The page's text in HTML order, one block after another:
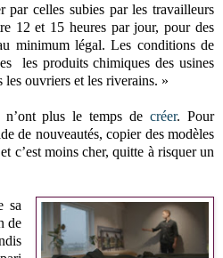
par celles subies par les travailleurs
12 et 15 heures par jour, pour des
minimum légal. Les conditions de
les produits chimiques des usines
ouvriers et les riverains. »
n’ont plus le temps decréer. Pour
de nouveautés, copier des modèles
c’est moins cher, quitte à risquer un
sa
de